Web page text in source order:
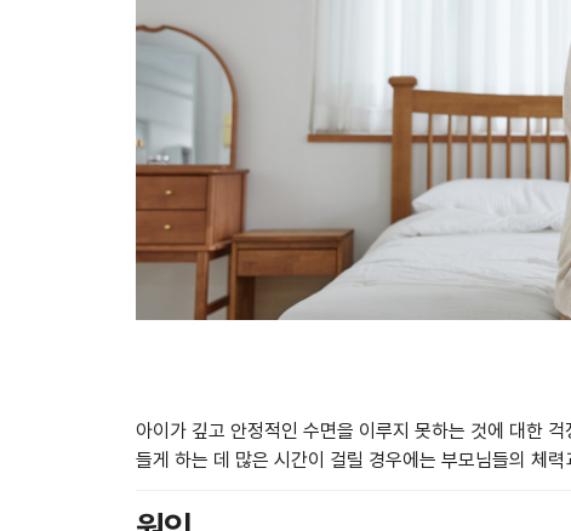
아이가 깊고 안정적인 수면을 이루지 못하는 것에 대한
들게 하는 데 많은 시간이 걸릴 경우에는 부모님들의 체